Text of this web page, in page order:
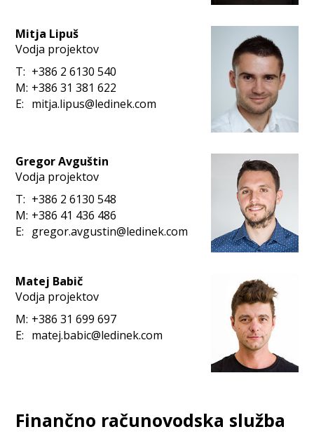
Mitja Lipuš
Vodja projektov
T: +386 2 6130 540
M: +386 31 381 622
E: mitja.lipus@ledinek.com
Gregor Avguštin
Vodja projektov
T: +386 2 6130 548
M: +386 41 436 486
E: gregor.avgustin@ledinek.com
Matej Babič
Vodja projektov
M: +386 31 699 697
E: matej.babic@ledinek.com
Finančno računovodska služba